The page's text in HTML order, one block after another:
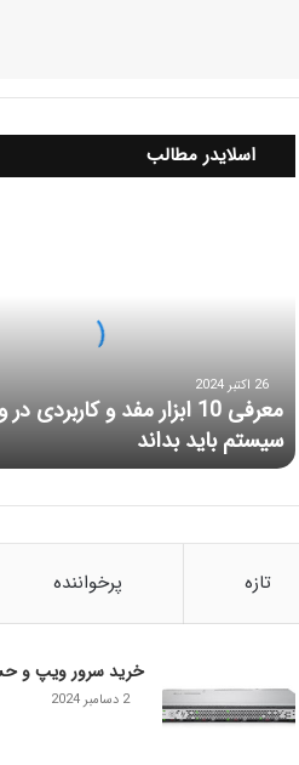
اسلایدر مطالب
ا
ف
ک
ب
ر
26 اکتبر 2024
معرفی 10 ابزار مفد و
سیستم باید بداند
تازه پرخواننده
خرید سرور ویپ و
2 دسامبر 2024